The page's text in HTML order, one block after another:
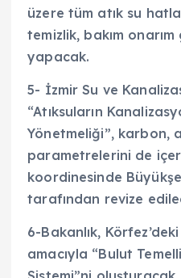
üzere tüm atık su
temizlik, bakım
yapacak.
5- İzmir Su ve
“Atıksuların
Yönetmeliği”, karbon,
parametrelerini de
koordinesinde
tarafından revize
6-Bakanlık,
amacıyla “Bulut